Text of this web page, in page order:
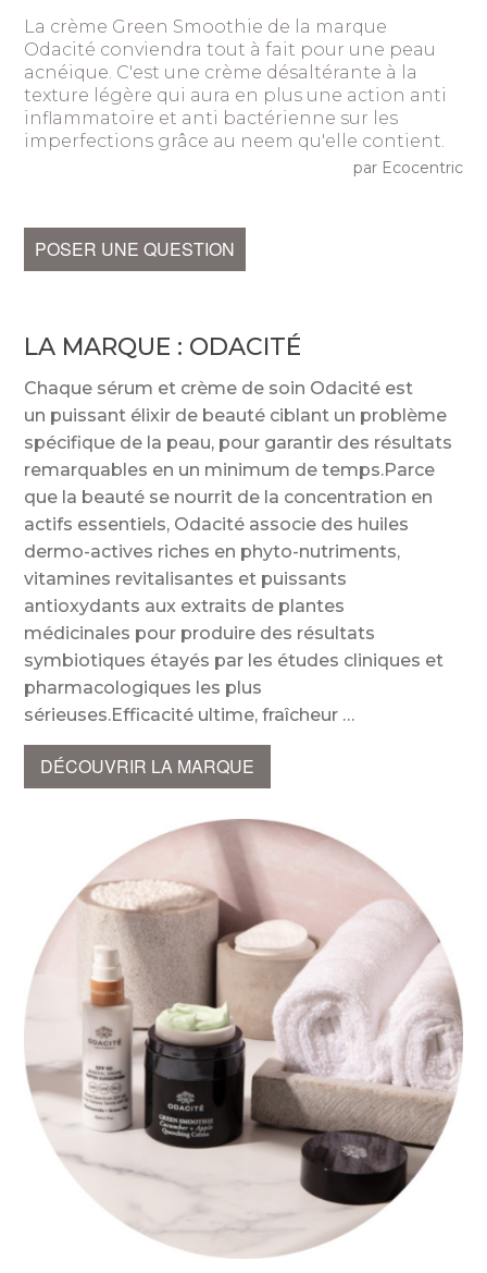
La crème Green Smoothie de la marque
Odacité conviendra tout à fait pour une peau
acnéique. C'est une crème désaltérante à la
texture légère qui aura en plus une action anti
inflammatoire et anti bactérienne sur les
imperfections grâce au neem qu'elle contient.
par Ecocentric
POSER UNE QUESTION
LA MARQUE : ODACITÉ
Chaque sérum et crème de soin Odacité est
un puissant élixir de beauté ciblant un problème
spécifique de la peau, pour garantir des résultats
remarquables en un minimum de temps.Parce
que la beauté se nourrit de la concentration en
actifs essentiels, Odacité associe des huiles
dermo-actives riches en phyto-nutriments,
vitamines revitalisantes et puissants
antioxydants aux extraits de plantes
médicinales pour produire des résultats
symbiotiques étayés par les études cliniques et
pharmacologiques les plus
sérieuses.Efficacité ultime, fraîcheur
DÉCOUVRIR LA MARQUE